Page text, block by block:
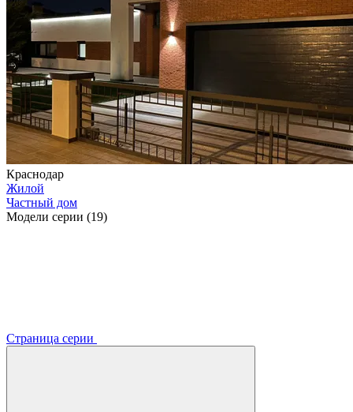
Краснодар
Жилой
Частный дом
Модели серии (19)
Страница серии